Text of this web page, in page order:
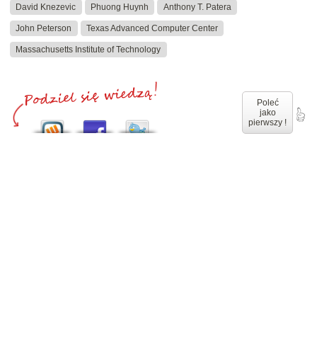
David Knezevic Phuong Huynh Anthony T. Patera
John Peterson Texas Advanced Computer Center
Massachusetts Institute of Technology
Poleć
jako
pierwszy !